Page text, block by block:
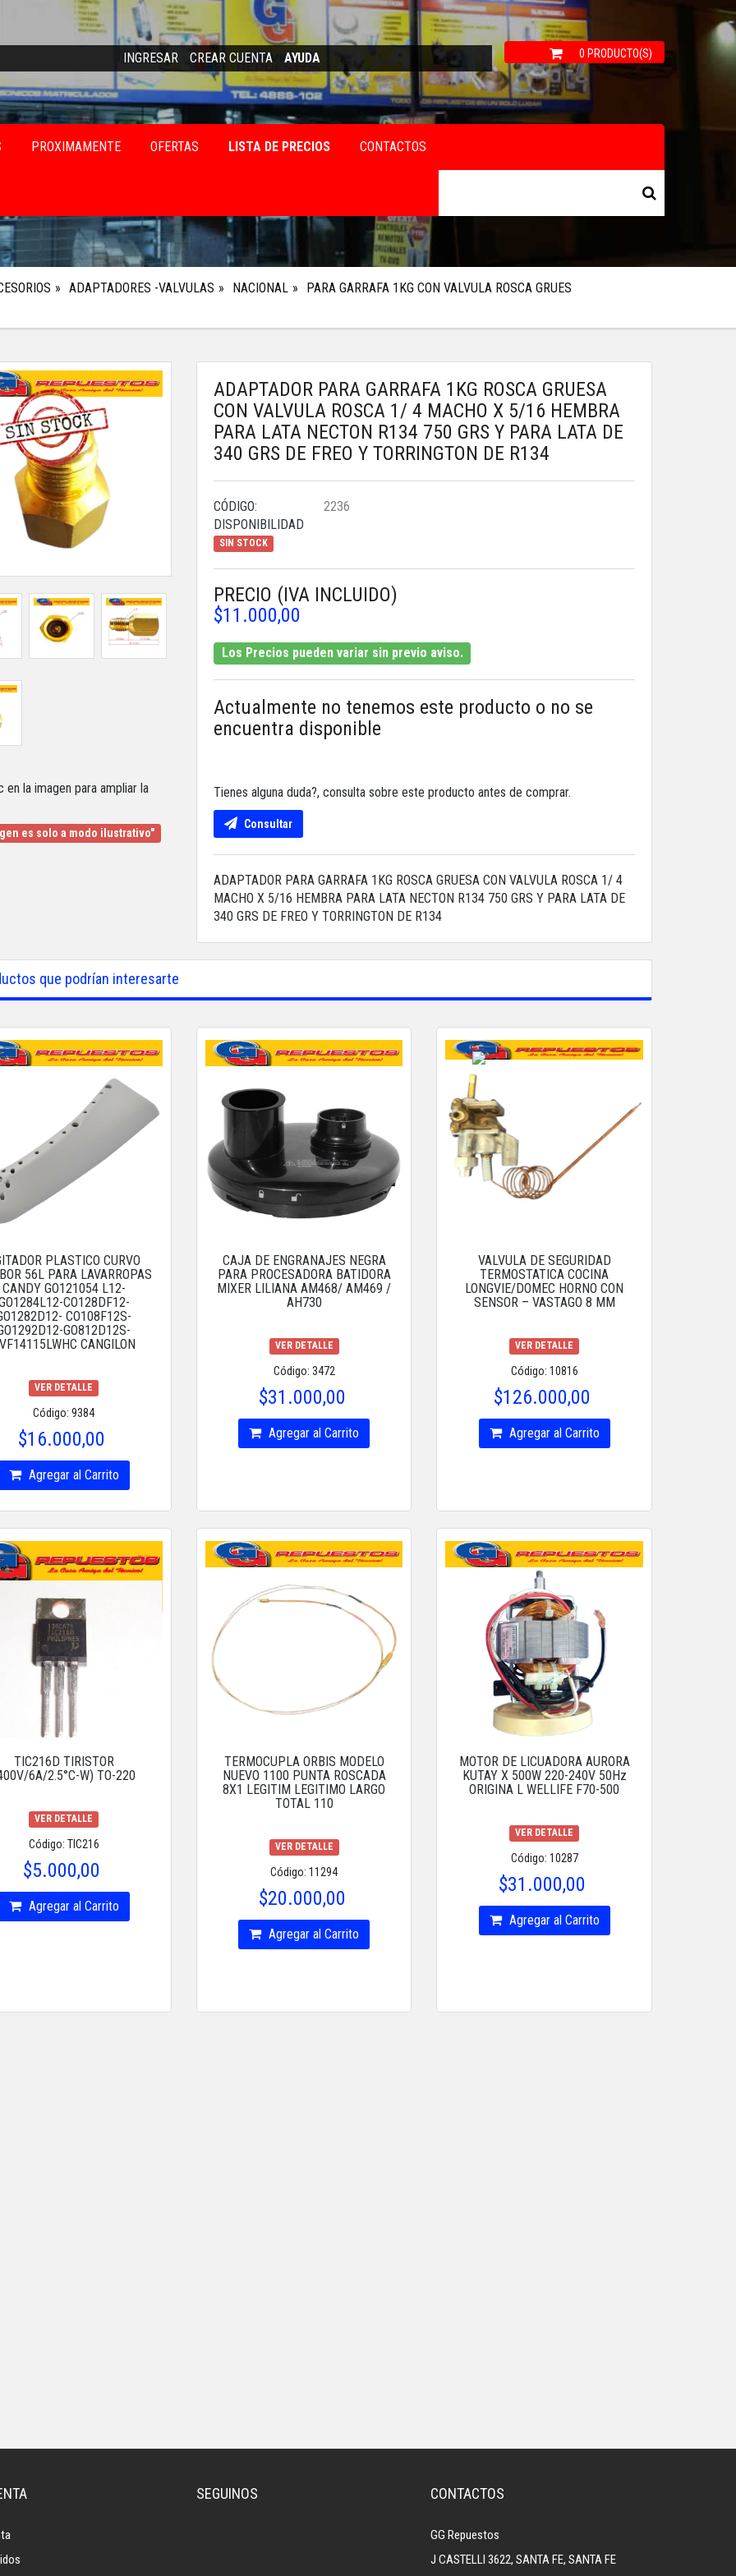
INGRESAR CREAR CUENTA AYUDA 0 PRODUCTO(S)
PROXIMAMENTE OFERTAS LISTA DE PRECIOS CONTACTOS
ADAPTADORES -VALVULAS NACIONAL PARA GARRAFA 1KG CON VALVULA ROSCA GRUES
en la imagen para ampliar la
es solo a modo ilustrativo"
ADAPTADOR PARA GARRAFA 1KG ROSCA GRUESA
CON VALVULA ROSCA 1/ 4 MACHO X 5/16 HEMBRA
PARA LATA NECTON R134 750 GRS Y PARA LATA DE
340 GRS DE FREO Y TORRINGTON DE R134
CÓDIGO:
2236
DISPONIBILIDAD
SIN STOCK
PRECIO (IVA INCLUIDO)
$11.000,00
Los Precios pueden variar sin previo aviso.
Actualmente no tenemos este producto o no se
encuentra disponible
Tienes alguna duda?, consulta sobre este producto antes de comprar.
Consultar
ADAPTADOR PARA GARRAFA 1KG ROSCA GRUESA CON VALVULA ROSCA 1/ 4
MACHO X 5/16 HEMBRA PARA LATA NECTON R134 750 GRS Y PARA LATA DE
340 GRS DE FREO Y TORRINGTON DE R134
que podrían interesarte
PLASTICO CURVO
56L PARA LAVARROPAS
CANDY GO121054 L12-
CO128DF12-
CO108F12S-
GO812D12S-
CANGILON
VER DETALLE
Código: 9384
$16.000,00
Agregar al Carrito
CAJA DE ENGRANAJES NEGRA
PARA PROCESADORA BATIDORA
MIXER LILIANA AM468/ AM469 /
AH730
VER DETALLE
Código: 3472
$31.000,00
Agregar al Carrito
VALVULA DE SEGURIDAD
TERMOSTATICA COCINA
LONGVIE/DOMEC HORNO CON
SENSOR – VASTAGO 8 MM
VER DETALLE
Código: 10816
$126.000,00
Agregar al Carrito
TIC216D TIRISTOR
6A/2.5°C-W) TO-220
VER DETALLE
Código: TIC216
$5.000,00
Agregar al Carrito
TERMOCUPLA ORBIS MODELO
NUEVO 1100 PUNTA ROSCADA
8X1 LEGITIM LEGITIMO LARGO
TOTAL 110
VER DETALLE
Código: 11294
$20.000,00
Agregar al Carrito
MOTOR DE LICUADORA AURORA
KUTAY X 500W 220-240V 50Hz
ORIGINA L WELLIFE F70-500
VER DETALLE
Código: 10287
$31.000,00
Agregar al Carrito
SEGUINOS CONTACTOS
GG Repuestos
J CASTELLI 3622, SANTA FE, SANTA FE